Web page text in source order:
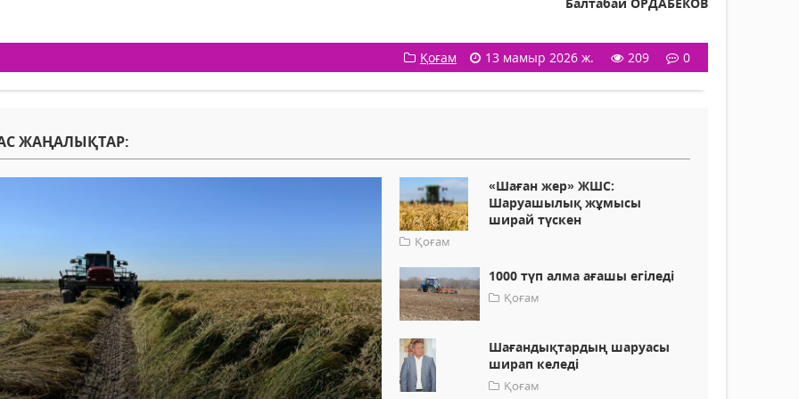
Қоғам 13 мамыр 2026 ж. 209 0
ЖАҢАЛЫҚТАР:
«Шаған жер» ЖШС:
Шаруашылық жұмысы
ширай түскен
Қоғам
1000 түп алма ағашы егіледі
Қоғам
Шағандықтардың шаруасы
ширап келеді
Қоғам